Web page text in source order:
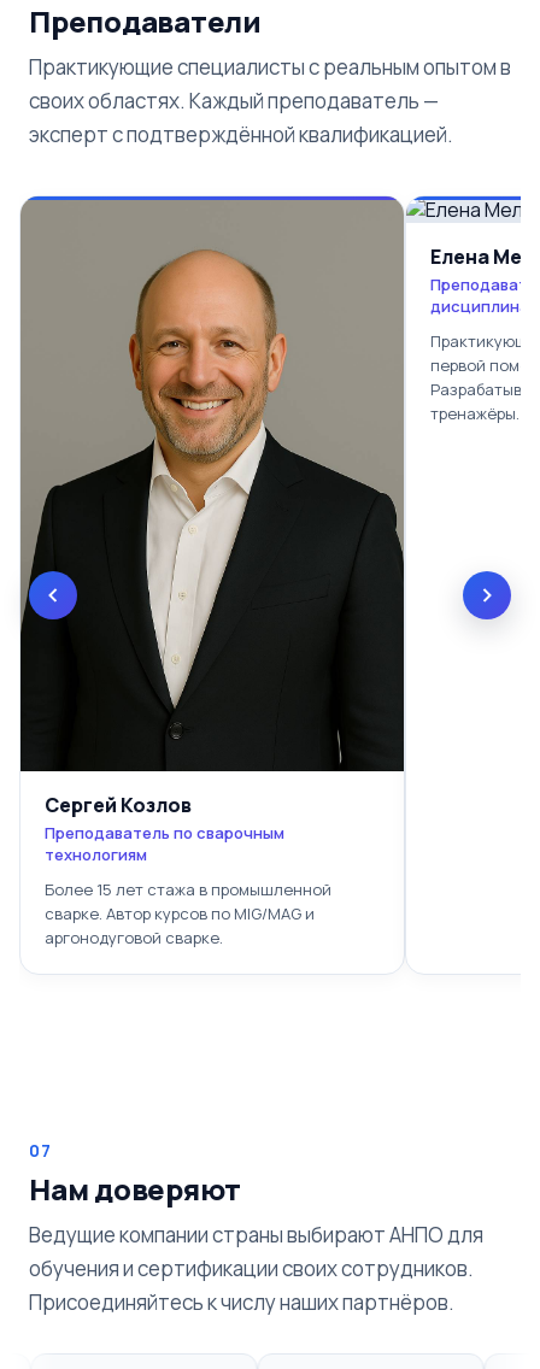
Преподаватели
Практикующие специалисты с реальным опытом в
своих областях. Каждый преподаватель —
эксперт с подтверждённой квалификацией.
Сергей Козлов
Преподаватель по сварочным
технологиям
Более 15 лет стажа в промышленной
сварке. Автор курсов по MIG/MAG и
аргонодуговой сварке.
Елена
дисциплинам
первой
тренажёры.
07
Нам доверяют
Ведущие компании страны выбирают АНПО для
обучения и сертификации своих сотрудников.
Присоединяйтесь к числу наших партнёров.